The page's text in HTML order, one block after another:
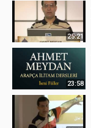
25:21
23:58